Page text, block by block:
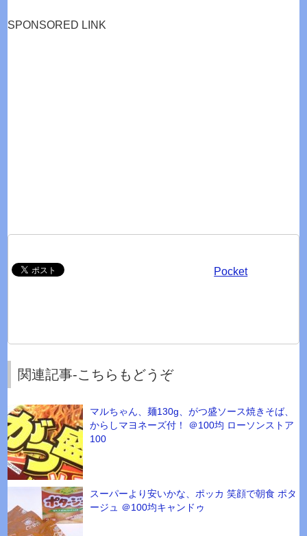
SPONSORED LINK
Pocket
関連記事-こちらもどうぞ
マルちゃん、麺130g、がつ盛ソース焼きそば、
からしマヨネーズ付！ ＠100均 ローソンストア
100
スーパーより安いかな、ポッカ 笑顔で朝食 ポタ
ージュ ＠100均キャンドゥ